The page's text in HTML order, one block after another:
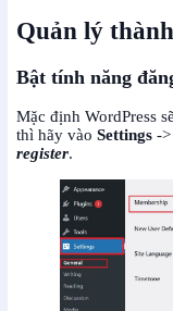
Quản lý
Bật tính năng
Mặc định WordPress
thì hãy vào Settings ->
register.